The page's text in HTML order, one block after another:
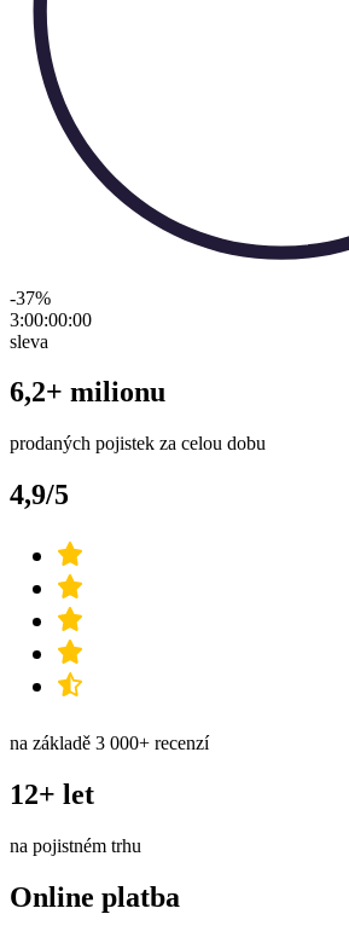
-37%
3:00:00:00
sleva
6,2+ milionu
prodaných pojistek za celou dobu
4,9/5
na základě 3 000+ recenzí
12+ let
na pojistném trhu
Online platba